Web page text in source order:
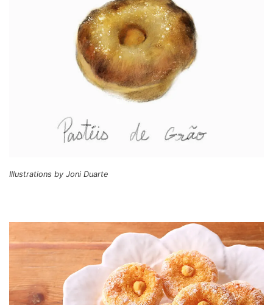
Illustrations by Joni Duarte